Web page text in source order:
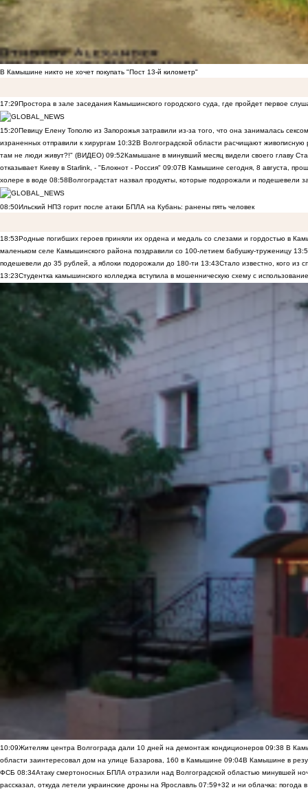
В Камышине никто не хочет покупать "Пост 13-й километр"
17:29Простора в зале заседания Камышинского городского суда, где пройдет первое
15:20Певицу Елену Тополю из Запорожья затравили из-за того, что она занималась
израненных отправили к хирургам 10:32В Волгоградской области расчищают
там не люди живут?!" (ВИДЕО) 09:52Камышане в минувший месяц видели своего главу
отказывает Киеву в Starlink, - "Блокнот - Россия" 09:07В Камышине сегодня, 8 августа,
холере в воде 08:58Волгоградстат назвал продукты, которые подорожали и подешевели
08:50Ильский НПЗ горит после атаки БПЛА на Кубань: ранены пять человек
18:53Родные погибших героев приняли их ордена и медаль со слезами и гордостью в
маленьком селе Камышинского района поздравили со 100-летием бабушку-труженицу
подешевели до 35 рублей, а яблоки подорожали до 180-ти 13:43Стало известно, кого из
13:23Студентка камышинского колледжа вступила в мошенническую схему с
10:09Жителям центра Волгограда дали 10 дней на демонтаж кондиционеров 09:38 В
области заинтересовал дом на улице Базарова, 160 в Камышине 09:04В Камышине в
ФСБ 08:34Атаку смертоносных БПЛА отразили над Волгоградской областью минувшей
рассказал, откуда летели украинские дроны на Ярославль 07:59+32 и ни облачка: погода